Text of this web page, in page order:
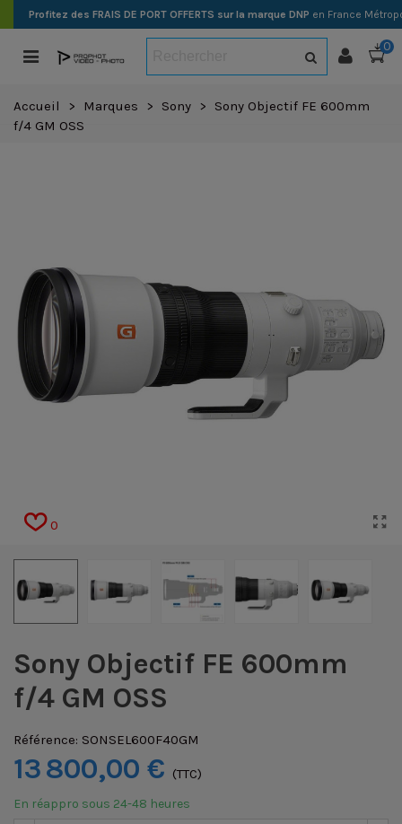
Profitez des FRAIS DE PORT OFFERTS sur la marque DNP en France
0
Accueil > Marques > Sony >
Sony Objectif FE 600mm
f/4 GM OSS
0
Sony Objectif FE 600mm
f/4 GM OSS
Référence: SONSEL600F40GM
13 800,00 € (TTC)
En réappro sous 24-48 heures